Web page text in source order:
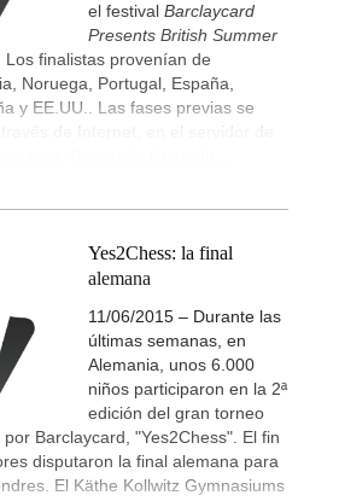
el festival Barclaycard
Presents British Summer
Los finalistas provenían de
Noruega, Portugal, España,
y EE.UU.. Las fases previas se
de Internet, en el servidor de
Yes2Chess: la final
alemana
11/06/2015 – Durante las
últimas semanas, en
Alemania, unos 6.000
niños participaron en la 2ª
edición del gran torneo
Barclaycard, "Yes2Chess". El fin
disputaron la final alemana para
El Käthe Kollwitz Gymnasiums